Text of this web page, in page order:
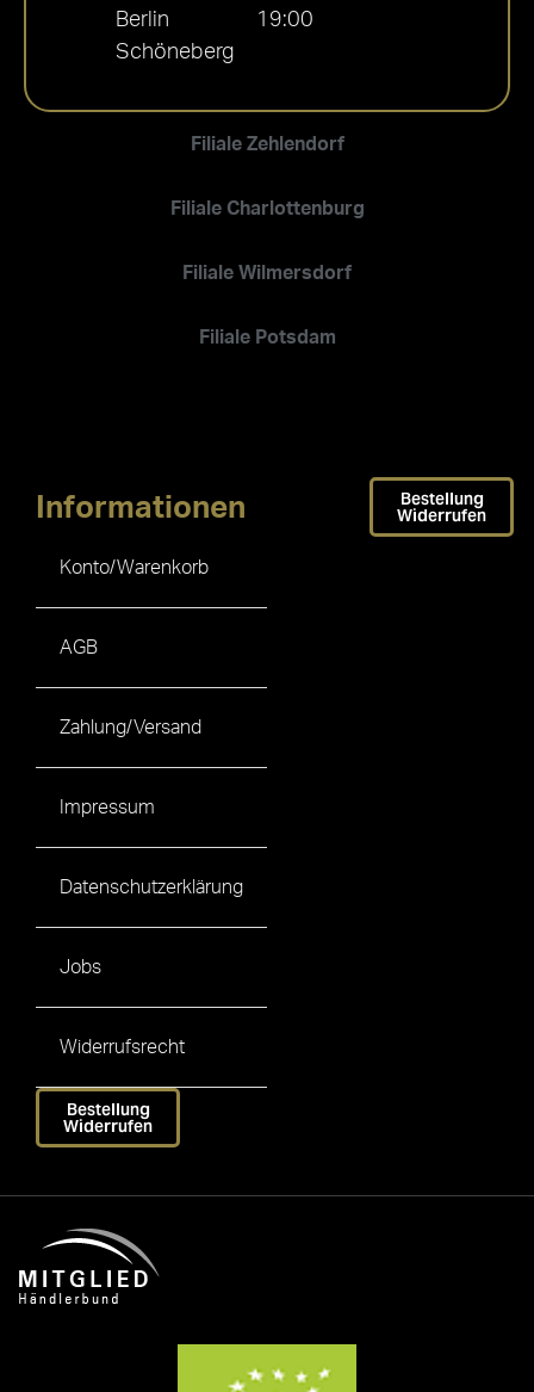
Filiale Zehlendorf
Filiale Charlottenburg
Filiale Wilmersdorf
Filiale Potsdam
Berlin
Schöneberg
19:00
Informationen
Konto/Warenkorb
AGB
Zahlung/Versand
Impressum
Datenschutzerklärung
Jobs
Widerrufsrecht
Bestellung
Widerrufen
Bestellung
Widerrufen